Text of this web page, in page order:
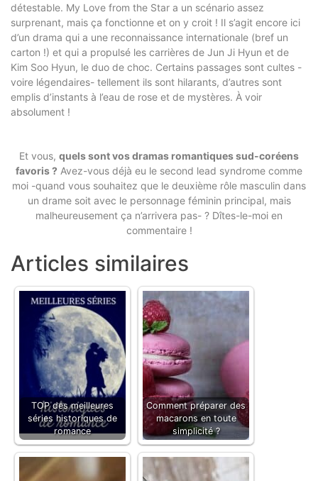
détestable. My Love from the Star a un scénario assez
surprenant, mais ça fonctionne et on y croit ! Il s’agit encore ici
d’un drama qui a une reconnaissance internationale (bref un
carton !) et qui a propulsé les carrières de Jun Ji Hyun et de
Kim Soo Hyun, le duo de choc. Certains passages sont cultes -
voire légendaires- tellement ils sont hilarants, d’autres sont
emplis d’instants à l’eau de rose et de mystères. À voir
absolument !
Et vous, quels sont vos dramas romantiques sud-coréens
favoris ? Avez-vous déjà eu le second lead syndrome comme
moi -quand vous souhaitez que le deuxième rôle masculin dans
un drame soit avec le personnage féminin principal, mais
malheureusement ça n’arrivera pas- ? Dîtes-le-moi en
commentaire !
Articles similaires
TOP des meilleures
séries historiques de
romance
Comment préparer des
macarons en toute
simplicité ?